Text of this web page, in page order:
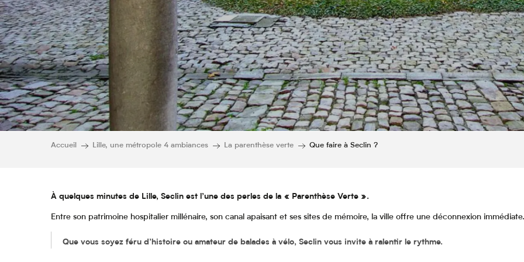
Accueil Lille, une métropole 4 ambiances La parenthèse verte Que faire à Seclin ?
À quelques minutes de Lille, Seclin est l’une des perles de la « Parenthèse Verte ».
Entre son patrimoine hospitalier millénaire, son canal apaisant et ses sites de mémoire, la ville offre une déconnexion immédiate.
Que vous soyez féru d’histoire ou amateur de balades à vélo, Seclin vous invite à ralentir le rythme.